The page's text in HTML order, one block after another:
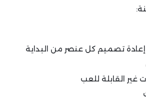
تصميم كل عنصر من البداية
القابلة للعب